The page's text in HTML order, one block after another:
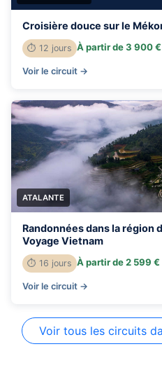
Croisière douce sur le
⏱ 12 jours À partir de 3 900 €
Voir le circuit →
ATALANTE
Randonnées dans la région
Voyage Vietnam
⏱ 16 jours À partir de 2 599 €
Voir le circuit →
Voir tous les circuits